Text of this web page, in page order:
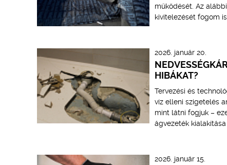
működését. Az
kivitelezését fogom
2026. január 20.
HIBÁKAT?
Tervezési és
víz elleni szigetelés
mint látni fogjuk –
ágvezeték
2026. január 15.